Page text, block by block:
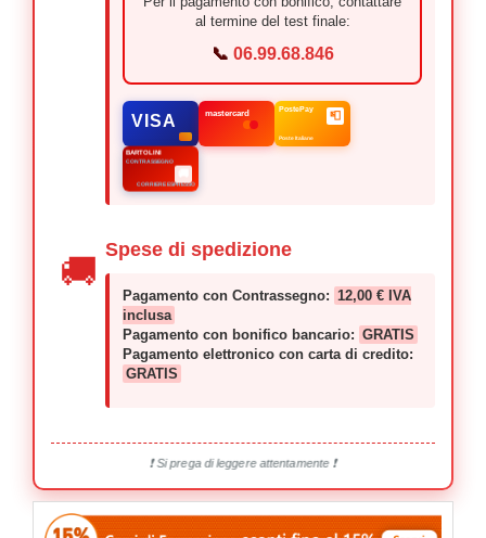
al termine del test finale:
📞 06.99.68.846
VISA mastercard PostePay
Poste Italiane
📮
BARTOLINI
CONTRASSEGNO
CORRIERE ESPRESSO
🚚
Spese di spedizione
Pagamento con Contrassegno: 12,00 € IVA
inclusa
Pagamento con bonifico bancario: GRATIS
Pagamento elettronico con carta di credito:
GRATIS
❗ Si prega di leggere attentamente ❗